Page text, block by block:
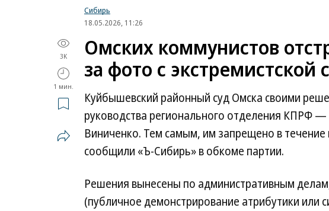
Сибирь
18.05.2026, 11:26
3K
1 мин.
Омских коммунистов
за фото с экстремистской
Куйбышевский районный суд Омска своими
руководства регионального отделения КПРФ
Виниченко. Тем самым, им запрещено в течение
сообщили «Ъ-Сибирь» в обкоме партии.
Решения вынесены по административным
(публичное демонстрирование атрибутики или